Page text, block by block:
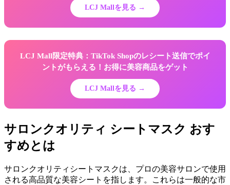
LCJ Mallを見る →
LCJ Mall限定特典：TikTok Shopのレシート送信でポイ
ントがもらえる！お得に美容商品をゲット
LCJ Mallを見る →
サロンクオリティ シートマスク おす
すめとは
サロンクオリティシートマスクは、プロの美容サロンで使用
される高品質な美容シートを指します。これらは一般的な市